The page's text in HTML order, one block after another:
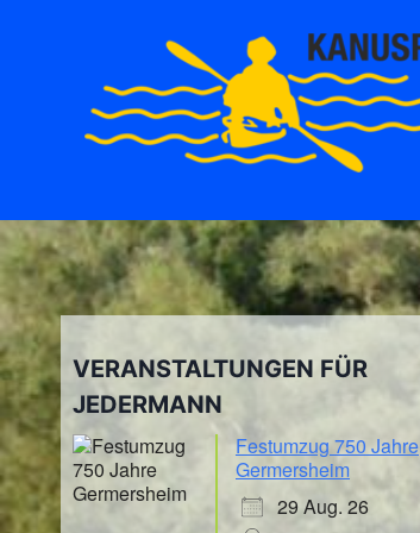
VERANSTALTUNGEN FÜR
JEDERMANN
Festumzug 750 Jahre
Germersheim
29 Aug. 26